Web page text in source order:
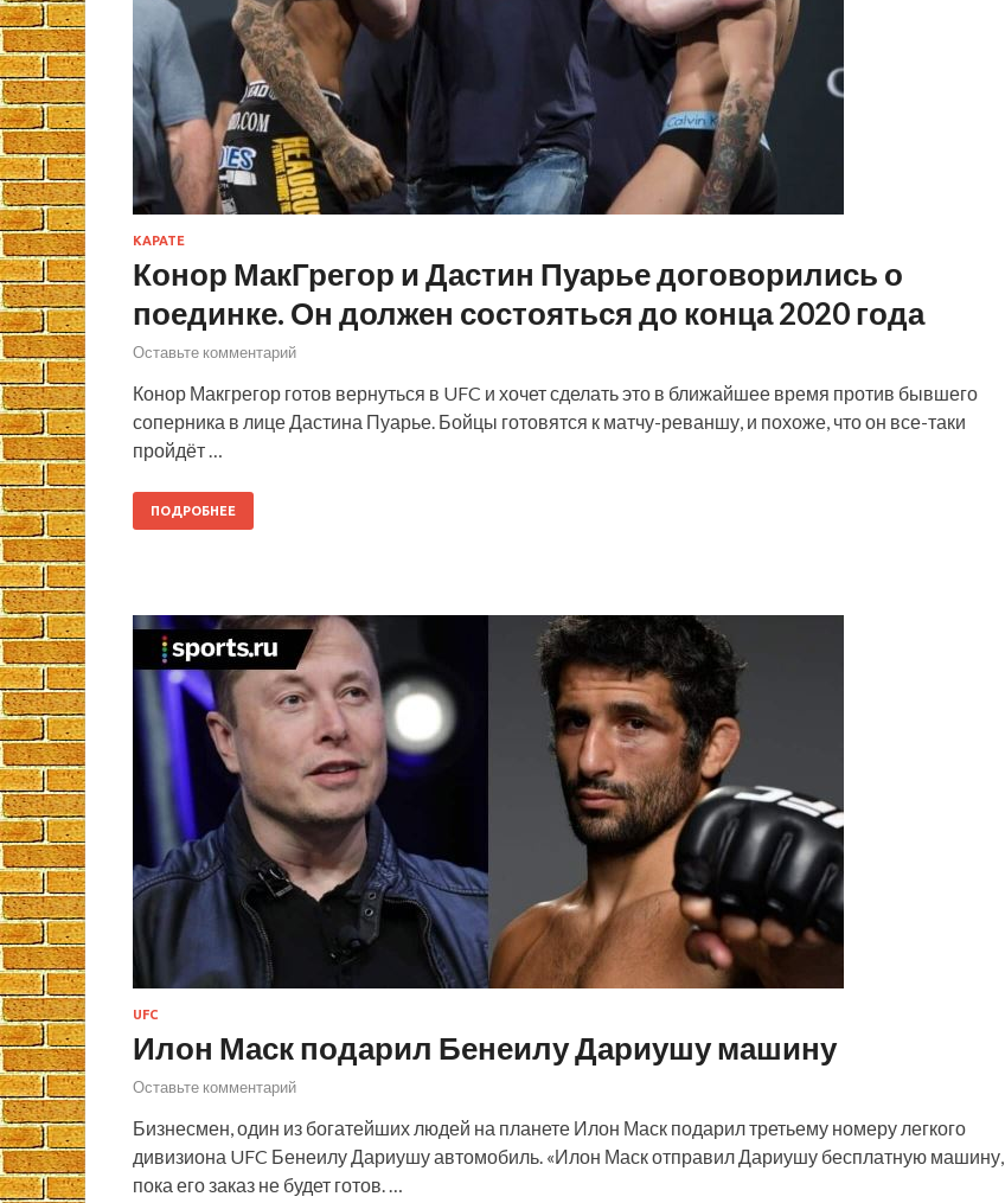
КАРАТЕ
Конор МакГрегор и Дастин Пуарье договорились о
поединке. Он должен состояться до конца 2020 года
Оставьте комментарий
Конор Макгрегор готов вернуться в UFC и хочет сделать это в ближайшее время против бывшего
соперника в лице Дастина Пуарье. Бойцы готовятся к матчу-реваншу, и похоже, что он все-таки
пройдёт …
ПОДРОБНЕЕ
UFC
Илон Маск подарил Бенеилу Дариушу машину
Оставьте комментарий
Бизнесмен, один из богатейших людей на планете Илон Маск подарил третьему номеру легкого
дивизиона UFC Бенеилу Дариушу автомобиль. «Илон Маск отправил Дариушу бесплатную машину,
пока его заказ не будет готов. …